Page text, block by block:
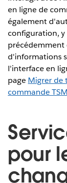
en ligne de
également
configuration,
précédemment
d'informations
l'interface en
page Migrer de
commande TSM
pour